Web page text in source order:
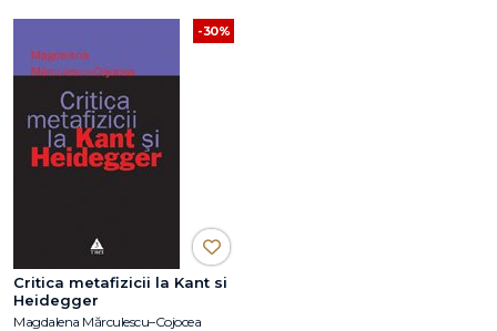
-30%
Critica metafizicii la Kant si
Heidegger
Magdalena Mărculescu–Cojocea